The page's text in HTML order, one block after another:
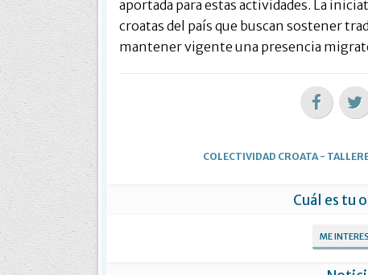
aportada para estas actividades. La
croatas del país que buscan sostener
mantener vigente una presencia
COLECTIVIDAD CROATA-
Cuál es tu
ME